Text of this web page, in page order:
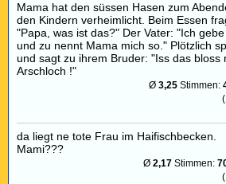
Mama hat den süssen Hasen zum
den Kindern verheimlicht. Beim Essen
"Papa, was ist das?" Der Vater: "Ich
und zu nennt Mama mich so." Plötzlich
und sagt zu ihrem Bruder: "Iss das bloss
Arschloch !"
Ø 3,25 Stimmen:
(
da liegt ne tote Frau im Haifischbecken.
Mami???
Ø 2,17 Stimmen:
(